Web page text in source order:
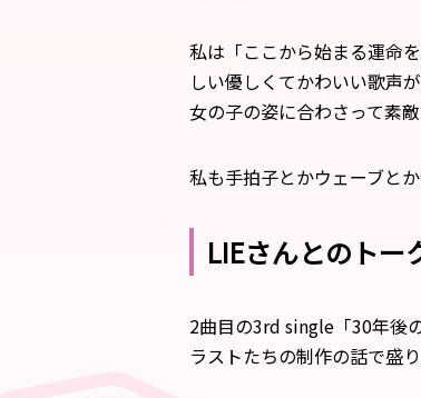
私は「ここから始まる運命
しい優しくてかわいい歌声
女の子の姿に合わさって素
私も手拍子とかウェーブと
LIEさんとのトー
2曲目の3rd single「30年後
ラストたちの制作の話で盛